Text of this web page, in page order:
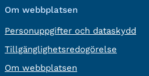
Om webbplatsen
Personuppgifter och dataskydd
Tillgänglighetsredogörelse
Om webbplatsen